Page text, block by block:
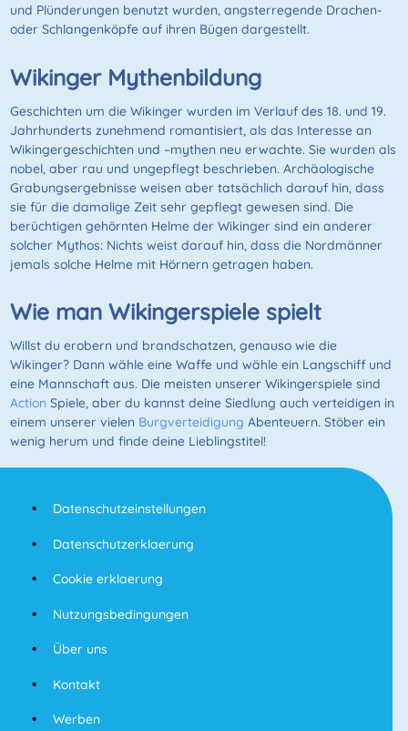
und Plünderungen benutzt wurden, angsterregende Drachen-
oder Schlangenköpfe auf ihren Bügen dargestellt.
Wikinger Mythenbildung
Geschichten um die Wikinger wurden im Verlauf des 18. und 19.
Jahrhunderts zunehmend romantisiert, als das Interesse an
Wikingergeschichten und –mythen neu erwachte. Sie wurden als
nobel, aber rau und ungepflegt beschrieben. Archäologische
Grabungsergebnisse weisen aber tatsächlich darauf hin, dass
sie für die damalige Zeit sehr gepflegt gewesen sind. Die
berüchtigen gehörnten Helme der Wikinger sind ein anderer
solcher Mythos: Nichts weist darauf hin, dass die Nordmänner
jemals solche Helme mit Hörnern getragen haben.
Wie man Wikingerspiele spielt
Willst du erobern und brandschatzen, genauso wie die
Wikinger? Dann wähle eine Waffe und wähle ein Langschiff und
eine Mannschaft aus. Die meisten unserer Wikingerspiele sind
Action Spiele, aber du kannst deine Siedlung auch verteidigen in
einem unserer vielen Burgverteidigung Abenteuern. Stöber ein
wenig herum und finde deine Lieblingstitel!
Datenschutzeinstellungen
Datenschutzerklaerung
Cookie erklaerung
Nutzungsbedingungen
Über uns
Kontakt
Werben